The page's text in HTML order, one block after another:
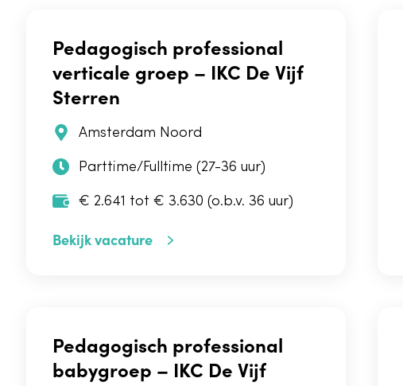
Pedagogisch professional
verticale groep – IKC De Vijf
Sterren
Amsterdam Noord
Parttime/Fulltime (27-36 uur)
€ 2.641 tot € 3.630 (o.b.v. 36 uur)
Bekijk vacature
Pedagogisch professional
babygroep – IKC De Vijf